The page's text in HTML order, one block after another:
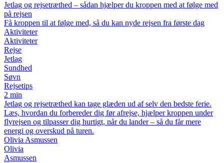
Jetlag og rejsetræthed – sådan hjælper du kroppen med at følge med
på rejsen
Få kroppen til at følge med, så du kan nyde rejsen fra første dag
Aktiviteter
Aktiviteter
Rejse
Jetlag
Sundhed
Søvn
Rejsetips
2 min
Jetlag og rejsetræthed kan tage glæden ud af selv den bedste ferie.
Læs, hvordan du forbereder dig før afrejse, hjælper kroppen under
flyrejsen og tilpasser dig hurtigt, når du lander – så du får mere
energi og overskud på turen.
Olivia Asmussen
Olivia
Asmussen